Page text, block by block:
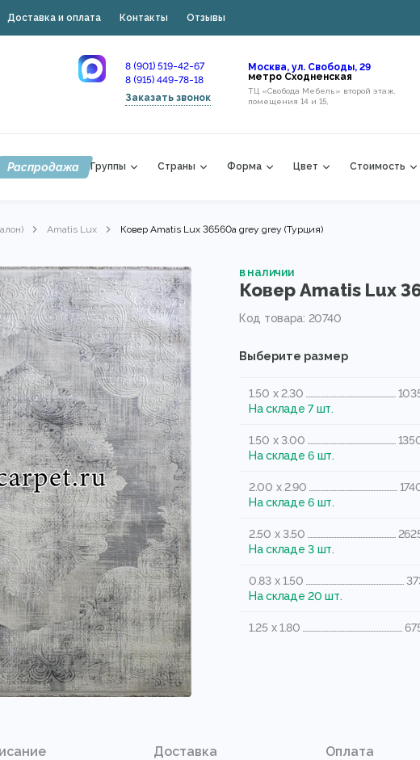
Доставка и оплата Контакты Отзывы
8 (901) 519-42-67
8 (915) 449-78-18
Заказать звонок
Москва, ул. Свободы, 29
метро Сходненская
ТЦ «Свобода Мебель» второй этаж,
помещения 14 и 15,
Распродажа Группы Страны Форма Цвет Стоимость
Amatis Lux Ковер Amatis Lux 36560a grey grey (Турция)
в наличии
Ковер Amatis Lux
Код товара: 20740
Выберите размер
1.50 x 2.30
На складе 7 шт.
1.50 x 3.00
На складе 6 шт.
2.00 x 2.90
На складе 6 шт.
2.50 x 3.50
На складе 3 шт.
0.83 x 1.50
На складе 20 шт.
1.25 x 1.80
Доставка Оплата